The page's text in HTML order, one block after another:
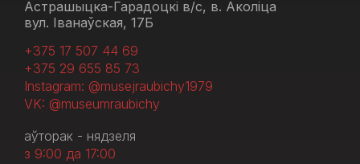
Астрашыцка-Гарадоцкі в/с, в. Аколіца
вул. Іванаўская, 17Б
+375 17 507 44 69
+375 29 655 85 73
Instagram: @musejraubichy1979
VK: @museumraubichy
аўторак - нядзеля
з 9:00 да 17:00